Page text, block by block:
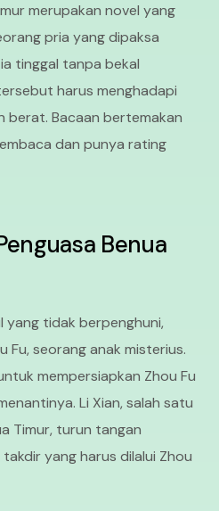
merupakan novel yang
pria yang dipaksa
tinggal tanpa bekal
harus menghadapi
berat. Bacaan bertemakan
dan punya rating
Benua
yang tidak berpenghuni,
Fu, seorang anak misterius.
mempersiapkan Zhou Fu
Li Xian, salah satu
Timur, turun tangan
yang harus dilalui Zhou